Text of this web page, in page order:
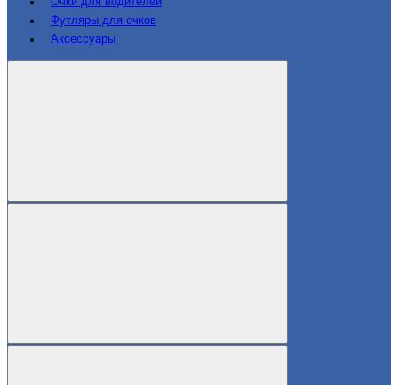
Футляры для очков
Аксессуары